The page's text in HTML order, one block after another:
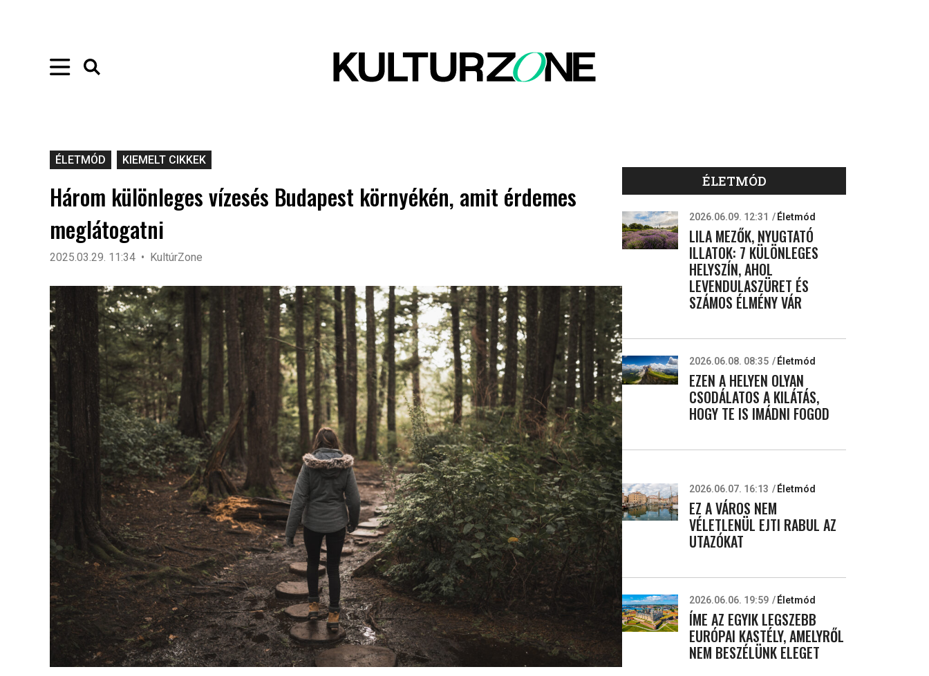
ÉLETMÓD KIEMELT CIKKEK
Három különleges vízesés Budapest környékén, amit érdemes
meglátogatni
2025.03.29. 11:34 KultúrZone
ÉLETMÓD
2026.06.09. 12:31 Életmód
LILA MEZŐK, NYUGTATÓ
ILLATOK: 7 KÜLÖNLEGES
HELYSZÍN, AHOL
LEVENDULASZÜRET ÉS
SZÁMOS ÉLMÉNY VÁR
2026.06.08. 08:35 Életmód
EZEN A HELYEN OLYAN
CSODÁLATOS A KILÁTÁS,
HOGY TE IS IMÁDNI FOGOD
2026.06.07. 16:13 Életmód
EZ A VÁROS NEM
VÉLETLENÜL EJTI RABUL AZ
UTAZÓKAT
2026.06.06. 19:59 Életmód
ÍME AZ EGYIK LEGSZEBB
EURÓPAI KASTÉLY, AMELYRŐL
NEM BESZÉLÜNK ELEGET